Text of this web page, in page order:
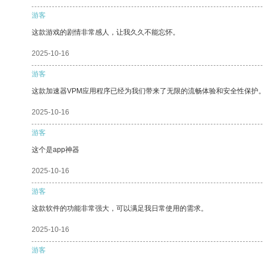
游客
这款游戏的剧情非常感人，让我久久不能忘怀。
2025-10-16
游客
这款加速器VPM应用程序已经为我们带来了无限的流畅体验和安全性保护
2025-10-16
游客
这个是app神器
2025-10-16
游客
这款软件的功能非常强大，可以满足我日常使用的需求。
2025-10-16
游客